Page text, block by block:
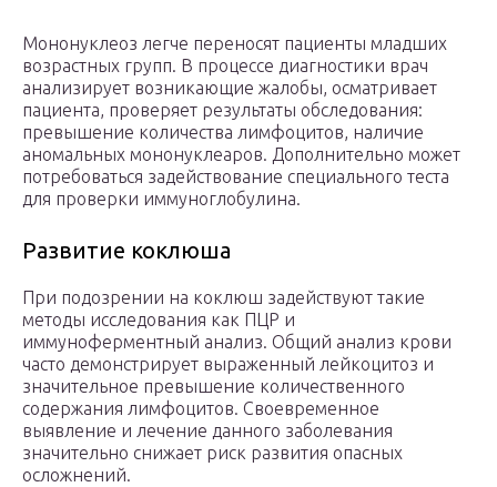
Мононуклеоз легче переносят пациенты младших
возрастных групп. В процессе диагностики врач
анализирует возникающие жалобы, осматривает
пациента, проверяет результаты обследования:
превышение количества лимфоцитов, наличие
аномальных мононуклеаров. Дополнительно может
потребоваться задействование специального теста
для проверки иммуноглобулина.
Развитие коклюша
При подозрении на коклюш задействуют такие
методы исследования как ПЦР и
иммуноферментный анализ. Общий анализ крови
часто демонстрирует выраженный лейкоцитоз и
значительное превышение количественного
содержания лимфоцитов. Своевременное
выявление и лечение данного заболевания
значительно снижает риск развития опасных
осложнений.